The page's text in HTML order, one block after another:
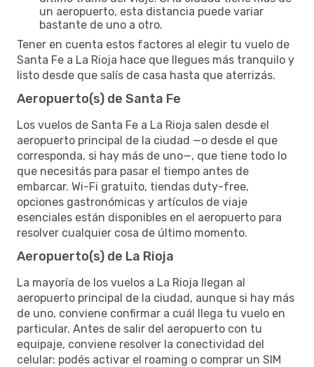
un aeropuerto, esta distancia puede variar
bastante de uno a otro.
Tener en cuenta estos factores al elegir tu vuelo de
Santa Fe a La Rioja hace que llegues más tranquilo y
listo desde que salís de casa hasta que aterrizás.
Aeropuerto(s) de Santa Fe
Los vuelos de Santa Fe a La Rioja salen desde el
aeropuerto principal de la ciudad —o desde el que
corresponda, si hay más de uno—, que tiene todo lo
que necesitás para pasar el tiempo antes de
embarcar. Wi-Fi gratuito, tiendas duty-free,
opciones gastronómicas y artículos de viaje
esenciales están disponibles en el aeropuerto para
resolver cualquier cosa de último momento.
Aeropuerto(s) de La Rioja
La mayoría de los vuelos a La Rioja llegan al
aeropuerto principal de la ciudad, aunque si hay más
de uno, conviene confirmar a cuál llega tu vuelo en
particular. Antes de salir del aeropuerto con tu
equipaje, conviene resolver la conectividad del
celular: podés activar el roaming o comprar un SIM